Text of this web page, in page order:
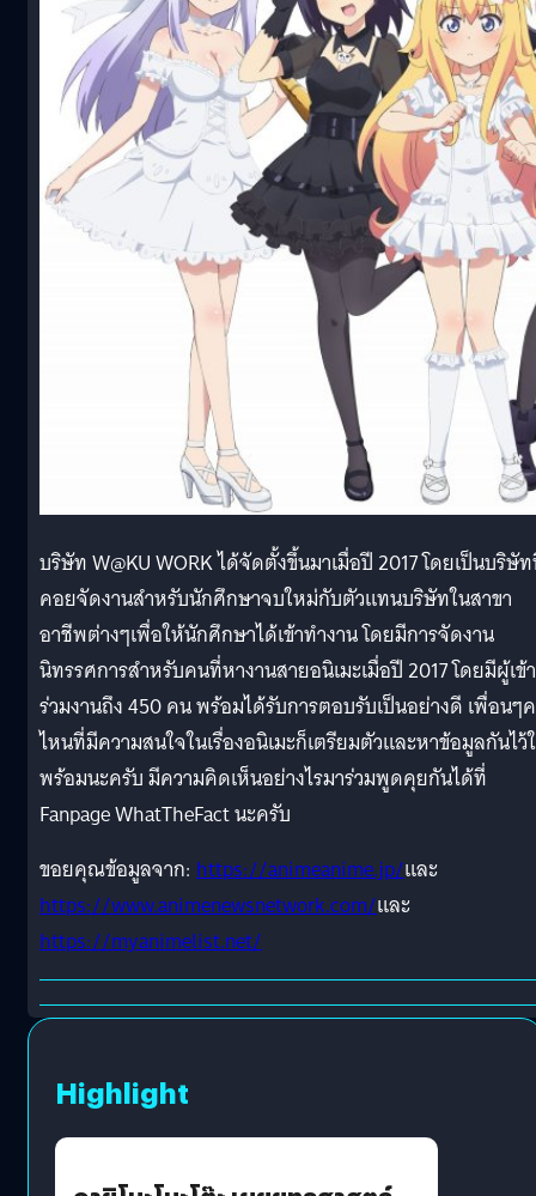
บริษัท W@KU WORK ได้จัดตั้งขึ้นมาเมื่อปี 2017 โดยเป็นบริษั
คอยจัดงานสำหรับนักศึกษาจบใหม่กับตัวแทนบริษัทในสาขา
อาชีพต่างๆเพื่อให้นักศึกษาได้เข้าทำงาน โดยมีการจัดงาน
นิทรรศการสำหรับคนที่หางานสายอนิเมะเมื่อปี 2017 โดยมีผู้เข้า
ร่วมงานถึง 450 คน พร้อมได้รับการตอบรับเป็นอย่างดี เพื่อนๆ
ไหนที่มีความสนใจในเรื่องอนิเมะก็เตรียมตัวและหาข้อมูลกันไว้
พร้อมนะครับ มีความคิดเห็นอย่างไรมาร่วมพูดคุยกันได้ที่
Fanpage WhatTheFact นะครับ
ขอยคุณข้อมูลจาก: https://animeanime.jp/และ
https://www.animenewsnetwork.com/และ
https://myanimelist.net/
Highlight